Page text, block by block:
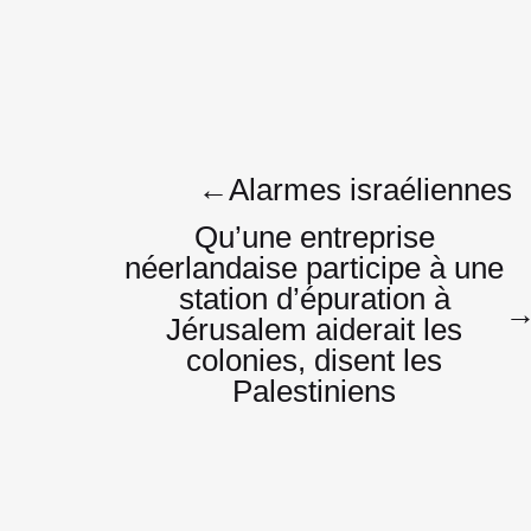
Navigation
de
l’article
←Alarmes israéliennes
Qu’une entreprise
néerlandaise participe à une
station d’épuration à
Jérusalem aiderait les
colonies, disent les
Palestiniens
→